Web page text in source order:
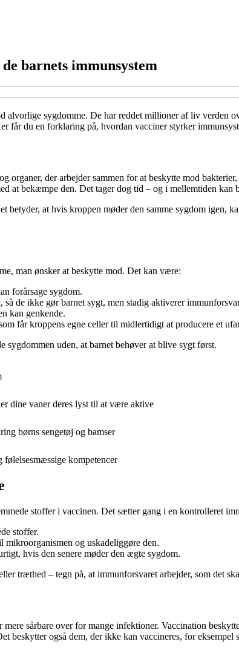
barnets immunsystem
alvorlige sygdomme. De har reddet millioner af liv
får du en forklaring på, hvordan vacciner styrker
der arbejder sammen for at beskytte mod
at bekæmpe den. Det tager dog tid – og i mellemtiden kan
betyder, at hvis kroppen møder den samme sygdom igen,
man ønsker at beskytte mod. Det kan være:
forårsage sygdom.
så de ikke gør barnet sygt, men stadig aktiverer
kan genkende.
får kroppens egne celler til midlertidigt at producere et
uden, at barnet behøver at blive sygt først.
dine vaner deres lyst til at være aktive
børns sengetøj og bamser
kompetencer
stoffer i vaccinen. Det sætter gang i en kontrolleret
stoffer.
mikroorganismen og uskadeliggøre den.
hvis den senere møder den ægte sygdom.
træthed – tegn på, at immunforsvaret arbejder, som det
sårbare over for mange infektioner. Vaccination
beskytter også dem, der ikke kan vaccineres, for